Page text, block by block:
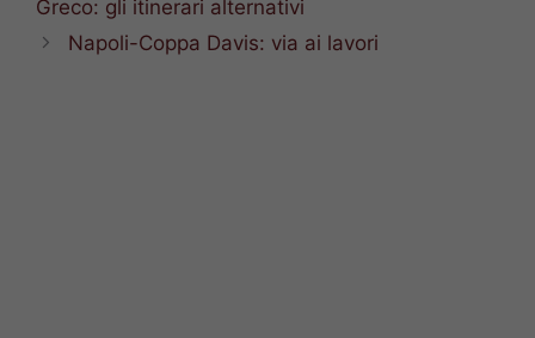
Greco: gli itinerari alternativi
Napoli-Coppa Davis: via ai lavori